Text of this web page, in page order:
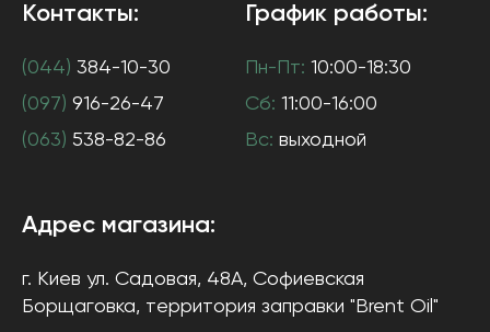
Контакты:
(044) 384-10-30
(097) 916-26-47
(063) 538-82-86
График работы:
Пн-Пт: 10:00-18:30
Сб: 11:00-16:00
Вс: выходной
Адрес магазина:
г. Киев ул. Садовая, 48А, Софиевская
Борщаговка, территория заправки "Brent Oil"